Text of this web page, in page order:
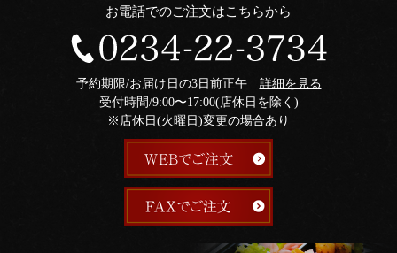
お電話でのご注文はこちらから
予約期限/お届け日の3日前正午 詳細を見る
受付時間/9:00〜17:00(店休日を除く)
※店休日(火曜日)変更の場合あり